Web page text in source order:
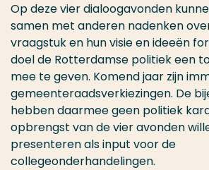
Op deze vier dialoogavonden
samen met anderen nadenken
vraagstuk en hun visie en ideeën
doel de Rotterdamse politiek een
mee te geven. Komend jaar zijn
gemeenteraadsverkiezingen. De
hebben daarmee geen politiek
opbrengst van de vier avonden
presenteren als input voor de
collegeonderhandelingen.